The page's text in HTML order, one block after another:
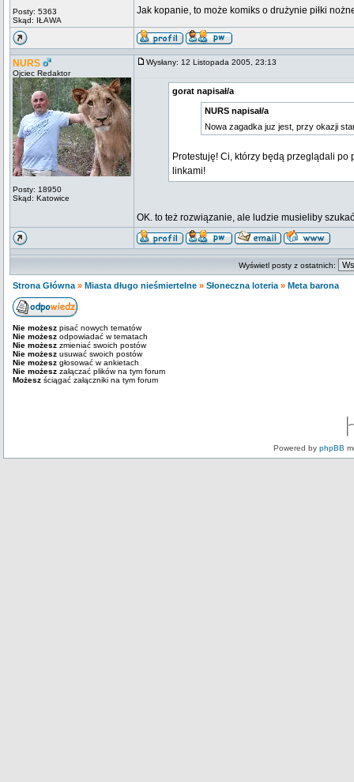
Posty: 5363
Skąd: IŁAWA
Jak kopanie, to może komiks o drużynie piłki
NURS
Ojciec Redaktor
Posty: 18950
Skąd: Katowice
Wysłany: 12 Listopada 2005, 23:13
gorat napisał/a
NURS napisał/a
Nowa zagadka juz jest, przy okazji
Protestuję! Ci, którzy będą przeglądali
linkami!
OK. to też rozwiązanie, ale ludzie musieliby
Wyświetl posty z ostatnich:
Strona Główna » Miasta długo nieśmiertelne » Słoneczna loteria » Meta barona
Nie możesz pisać nowych tematów
Nie możesz odpowiadać w tematach
Nie możesz zmieniać swoich postów
Nie możesz usuwać swoich postów
Nie możesz głosować w ankietach
Nie możesz załączać plików na tym forum
Możesz ściągać załączniki na tym forum
Powered by phpBB